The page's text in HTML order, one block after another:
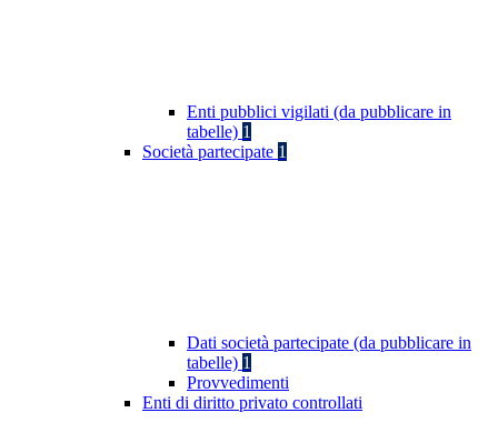
Enti pubblici vigilati (da pubblicare in
tabelle) 1
Società partecipate 1
Dati società partecipate (da pubblicare in
tabelle) 1
Provvedimenti
Enti di diritto privato controllati